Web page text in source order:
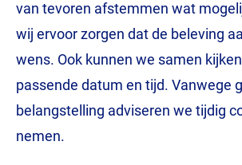
van tevoren afstemmen wat
wij ervoor zorgen dat de beleving
wens. Ook kunnen we samen
passende datum en tijd. Vanwege
belangstelling adviseren we tijdig
nemen.